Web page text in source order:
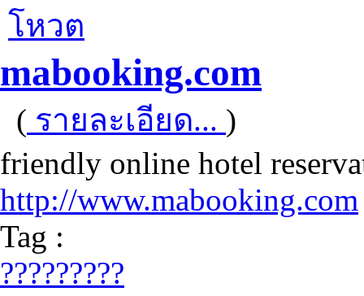
โหวต
mabooking.com
( รายละเอียด... )
friendly online hotel
http://www.mabooking.com
Tag :
?????????